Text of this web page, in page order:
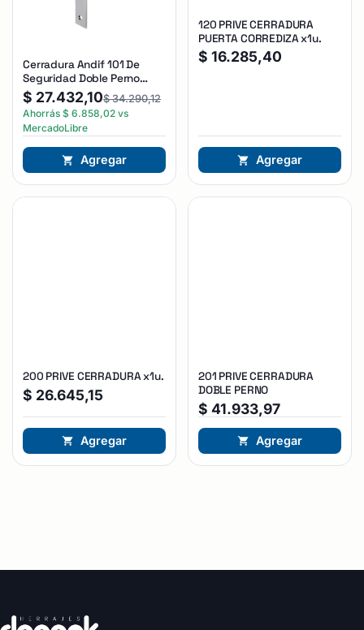
Cerradura Andif 101 De
Seguridad Doble Perno
Reforzada Plateado
$ 27.432,10$34.290,12
Ahorrás $ 6.858,02 vs
MercadoLibre
Agregar
120 PRIVE CERRADURA
PUERTA CORREDIZA x1u.
$ 16.285,40
Agregar
200 PRIVE CERRADURA x1u.
$ 26.645,15
Agregar
201 PRIVE CERRADURA
DOBLE PERNO
$ 41.933,97
Agregar